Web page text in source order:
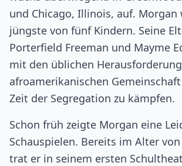
und Chicago, Illinois, auf. Morgan
jüngste von fünf Kindern. Seine
Porterfield Freeman und Mayme
mit den üblichen
afroamerikanischen
Zeit der Segregation zu kämpfen.
Schon früh zeigte Morgan eine
Schauspielen. Bereits im Alter von
trat er in seinem ersten